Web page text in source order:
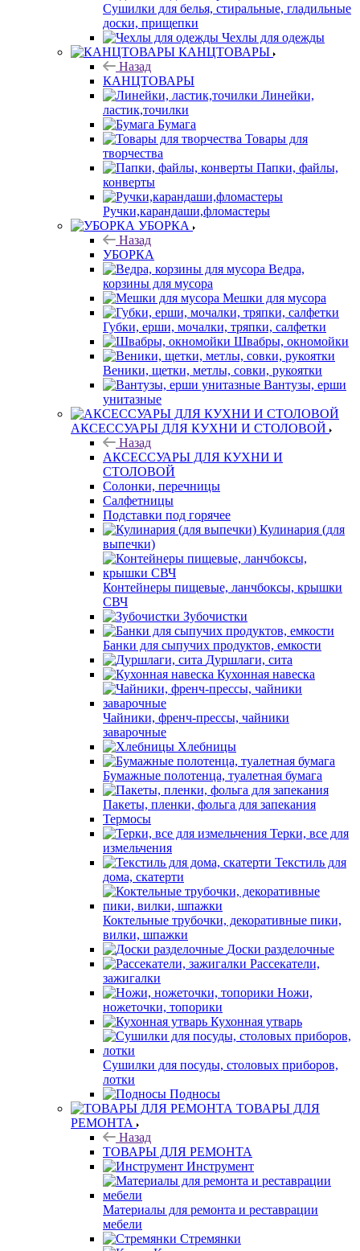
Сушилки для белья, стиральные, гладильные
доски, прищепки
Чехлы для одежды
КАНЦТОВАРЫ
Назад
КАНЦТОВАРЫ
Линейки,
ластик,точилки
Бумага
Товары для
творчества
Папки, файлы,
конверты
Ручки,карандаши,фломастеры
УБОРКА
Назад
УБОРКА
Ведра,
корзины для мусора
Мешки для мусора
Губки, ерши, мочалки, тряпки, салфетки
Швабры, окномойки
Веники, щетки, метлы, совки, рукоятки
Вантузы, ерши
унитазные
АКСЕССУАРЫ ДЛЯ КУХНИ И СТОЛОВОЙ
Назад
АКСЕССУАРЫ ДЛЯ КУХНИ И
СТОЛОВОЙ
Солонки, перечницы
Салфетницы
Подставки под горячее
Кулинария (для
выпечки)
Контейнеры пищевые, ланчбоксы, крышки
СВЧ
Зубочистки
Банки для сыпучих продуктов, емкости
Дуршлаги, сита
Кухонная навеска
Чайники, френч-прессы, чайники
заварочные
Хлебницы
Бумажные полотенца, туалетная бумага
Пакеты, пленки, фольга для запекания
Термосы
Терки, все для
измельчения
Текстиль для
дома, скатерти
Коктельные трубочки, декоративные пики,
вилки, шпажки
Доски разделочные
Рассекатели,
зажигалки
Ножи,
ножеточки, топорики
Кухонная утварь
Сушилки для посуды, столовых приборов,
лотки
Подносы
ТОВАРЫ ДЛЯ
РЕМОНТА
Назад
ТОВАРЫ ДЛЯ РЕМОНТА
Инструмент
Материалы для ремонта и реставрации
мебели
Стремянки